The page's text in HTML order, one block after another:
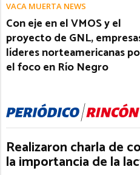
VACA MUERTA NEWS
Con eje en el VMOS y el
proyecto de GNL,
líderes norteamericanas
el foco en Río Negro
Realizaron charla de
la importancia de la